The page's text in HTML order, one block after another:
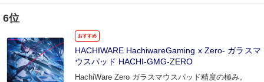
6位
おすすめ
HACHIWARE HachiwareGaming x Zero- ガラスマ
ウスパッド HACHI-GMG-ZERO
HachiWare Zero ガラスマウスパッド精度の極み。